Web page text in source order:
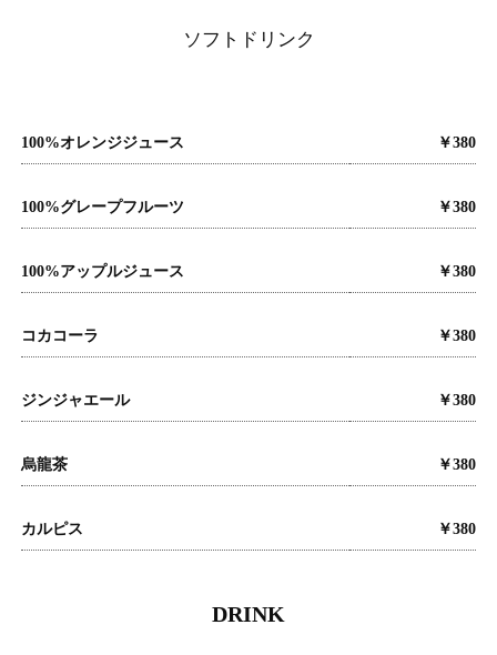
ソフトドリンク
100%オレンジジュース ￥380
100%グレープフルーツ ￥380
100%アップルジュース ￥380
コカコーラ ￥380
ジンジャエール ￥380
烏龍茶 ￥380
カルピス ￥380
DRINK